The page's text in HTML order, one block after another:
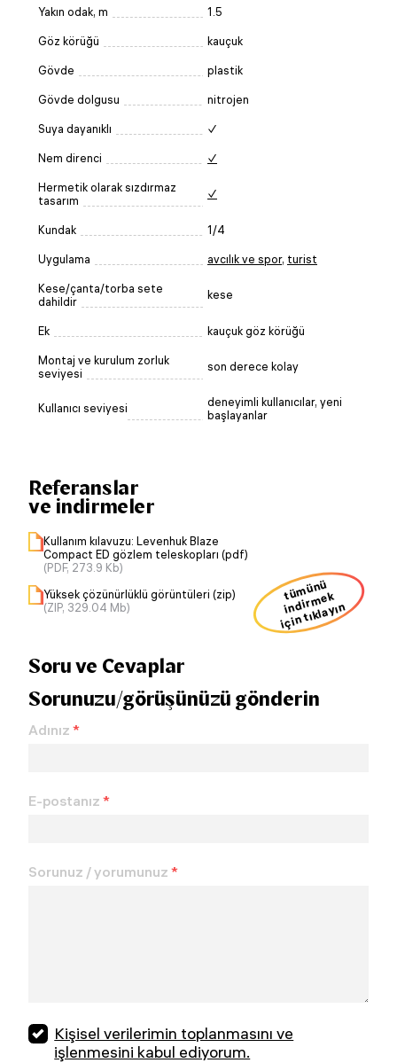
Yakın odak, m 1.5
Göz körüğü kauçuk
Gövde plastik
Gövde dolgusu nitrojen
Suya dayanıklı ✓
Nem direnci ✓
Hermetik olarak sızdırmaz
tasarım
✓
Kundak 1/4
Uygulama avcılık ve spor, turist
Kese/çanta/torba sete
dahildir
kese
Ek kauçuk göz körüğü
Montaj ve kurulum zorluk
seviyesi
son derece kolay
Kullanıcı seviyesi
deneyimli kullanıcılar, yeni
başlayanlar
Referanslar
ve indirmeler
Kullanım kılavuzu: Levenhuk Blaze
Compact ED gözlem teleskopları (pdf)
(PDF, 273.9 Kb)
Yüksek çözünürlüklü görüntüleri (zip)
(ZIP, 329.04 Mb)
t
ü
m
ü
n
ü
i
n
dir
m
ek
için tıklayın
Soru ve Cevaplar
Sorunuzu/görüşünüzü gönderin
Adınız *
E-postanız *
Sorunuz / yorumunuz *
Kişisel verilerimin toplanmasını ve
işlenmesini kabul ediyorum.